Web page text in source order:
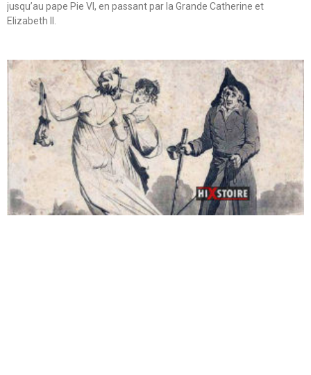
jusqu’au pape Pie VI, en passant par la Grande Catherine et
Elizabeth II.